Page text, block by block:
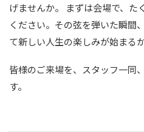
げませんか。 まずは会場で、た
ください。その弦を弾いた瞬間
て新しい人生の楽しみが始まる
皆様のご来場を、スタッフ一同
す。